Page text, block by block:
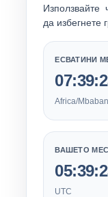
Използвайте
да избегнете
ЕСВАТИНИ
Africa/
ВАШЕТО
UTC